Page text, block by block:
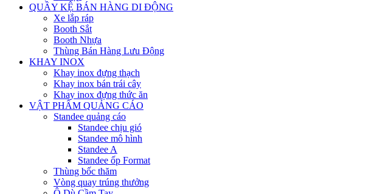
QUẦY KỆ BÁN HÀNG DI ĐỘNG
Xe lắp ráp
Booth Sắt
Booth Nhựa
Thùng Bán Hàng Lưu Động
KHAY INOX
Khay inox đựng thạch
Khay inox bán trái cây
Khay inox đựng thức ăn
VẬT PHẨM QUẢNG CÁO
Standee quảng cáo
Standee chịu gió
Standee mô hình
Standee A
Standee ốp Format
Thùng bốc thăm
Vòng quay trúng thưởng